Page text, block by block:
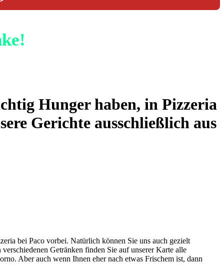
Hunger haben, in Pizzeria
Gerichte ausschließlich aus
bei Paco vorbei. Natürlich können Sie uns auch gezielt
Getränken finden Sie auf unserer Karte alle
Aber auch wenn Ihnen eher nach etwas Frischem ist, dann